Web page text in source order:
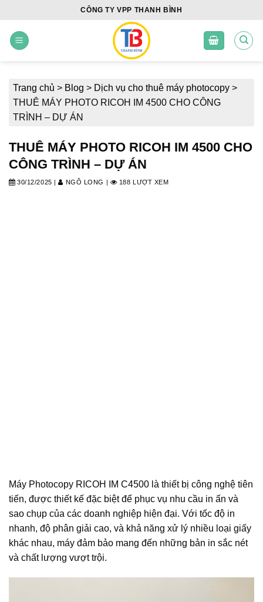
content
CÔNG TY VPP THANH BÌNH
Trang chủ > Blog > Dịch vụ cho thuê máy photocopy >
THUÊ MÁY PHOTO RICOH IM 4500 CHO CÔNG
TRÌNH – DỰ ÁN
THUÊ MÁY PHOTO RICOH IM 4500 CHO
CÔNG TRÌNH – DỰ ÁN
30/12/2025 | NGÔ LONG | 188 LƯỢT XEM
Máy Photocopy RICOH IM C4500 là thiết bị công nghệ tiên
tiến, được thiết kế đặc biệt để phục vụ nhu cầu in ấn và
sao chụp của các doanh nghiệp hiện đại. Với tốc độ in
nhanh, độ phân giải cao, và khả năng xử lý nhiều loại giấy
khác nhau, máy đảm bảo mang đến những bản in sắc nét
và chất lượng vượt trội.